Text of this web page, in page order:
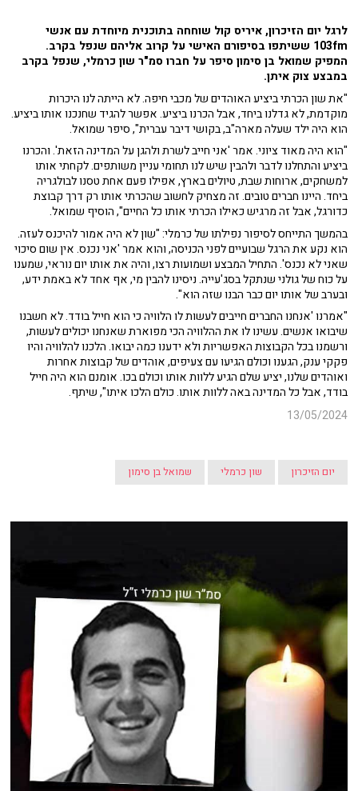
לרגל יום הזיכרון, איריס קול שוחחה בתוכנית מיוחדת עם אנשי
103fm ששיתפו בסיפורם האישי על קרוב אליהם שנפל בקרב.
המפיק שמואל בן סימון סיפר על חברו סמ"ר שון כרמלי, שנפל בקרב
במבצע צוק איתן.
"את שון הכרתי ביציע האוהדים של מכבי חיפה. לא הייתה לנו היכרות
מוקדמת, לא גדלנו ביחד, אבל הכרנו ביציע. אפשר להגיד שחנכנו אותו ביציע.
הוא היה ילד שעלה מארה"ב, בקושי דיבר עברית", סיפר שמואל.
"הוא היה מאוד ציוני. אמר 'אני חייב לשרת ולהגן על המדינה הזאת'. והכרנו
ביציע והתחלנו לדבר ולהבין שיש לנו תחומי עניין משותפים. לקחתי אותו
למשחקים, ארוחות שבת, טיולים בארץ, אפילו פעם אחת טסנו לבולגריה
ביחד. היינו חברים טובים. זה מצחיק לחשוב שהכרתי אותו רק דרך קבוצת
כדורגל, אבל זה מרגיש כאילו הכרתי אותו כל החיים", הוסיף שמואל.
בהמשך התייחס לסיפור נפילתו של כרמלי: "שון לא היה אמור להיכנס לעזה.
הוא נקע את הרגל שבועיים לפני הכניסה, והוא אמר 'אני נכנס. אין שום סיכוי
שאני לא נכנס'. התחיל המבצע ושמועות רצו, והיה את אותו יום נוראי, שמענו
על כוח של גולני שנתקל בסג'עייה. ניסינו להבין מי, אף אחד לא באמת ידע,
ובערב של אותו יום כבר הבנו שזה הוא".
"אמרנו 'אנחנו החברים חייבים לעשות לו הלוויה כי הוא חייל בודד. לא חשבנו
שיבואו אנשים. עשינו לו את ההלוויה הכי מפוארת שאנחנו יכולים לעשות,
ורשמנו בכל הקבוצות האפשריות ולא ידענו כמה יבואו. הלכנו להלוויה והיו
פקקי ענק, הגענו וכולם הגיעו עם צעיפים, אוהדים של קבוצות אחרות
ואוהדים שלנו, יציע שלם הגיע ללוות אותו וכולם בכו. אומנם הוא היה חייל
בודד, אבל כל המדינה באה ללוות אותו. כולם הלכו איתו", שיתף.
13/05/2024
יום הזיכרון שון כרמלי שמואל בן סימון